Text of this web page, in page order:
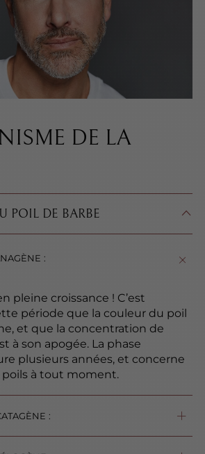
DE LA
POIL DE BARBE
:
pleine croissance ! C’est
période que la couleur du poil
et que la concentration de
à son apogée. La phase
plusieurs années, et concerne
poils à tout moment.
: